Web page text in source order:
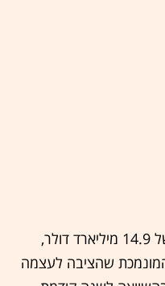
החברה מציגה הכנסות שנתיות של 14.9 מיליארד דולר,
שהציבה לעצמה